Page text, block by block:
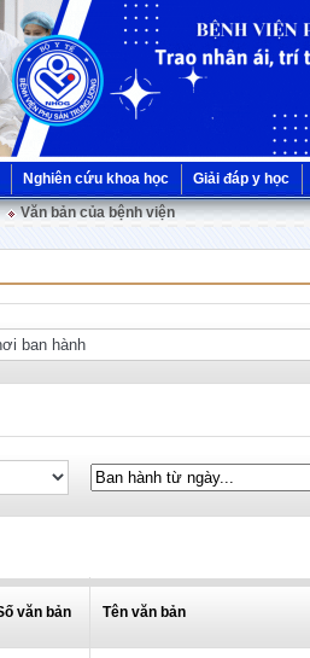
Nghiên cứu khoa học
Giải đáp y học
Văn bản của bệnh viện
văn bản Tên văn bản